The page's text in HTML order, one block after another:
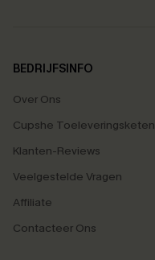
BEDRIJFSINFO
Over Ons
Cupshe Toeleveringsketen
Klanten-Reviews
Veelgestelde Vragen
Affiliate
Contacteer Ons